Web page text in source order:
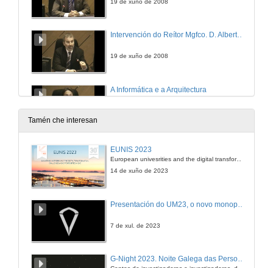
Intervención do Reítor Mgfco. D. Alberto Gago
19 de xuño de 2008
A Informática e a Arquitectura
19 de xuño de 2008
Tamén che interesan
EUNIS 2023
European univesrities and the digital transformation: challenges and opportunities ahead
14 de xuño de 2023
7 de xul. de 2023
G-Night 2023. Noite Galega das Persoas Investigadoras. Conciencias creativas